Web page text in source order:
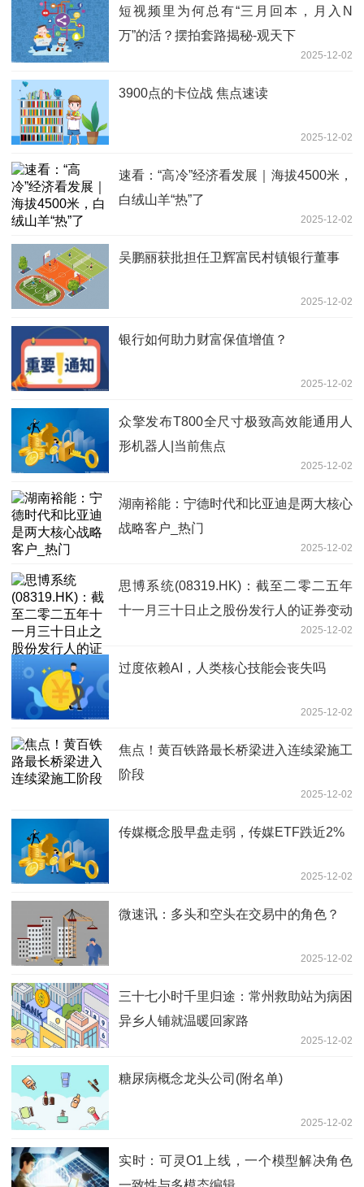
短视频里为何总有“三月回本，月入N
万”的活？摆拍套路揭秘-观天下
2025-12-02
3900点的卡位战 焦点速读
2025-12-02
速看：“高冷”经济看发展｜海拔4500米，
白绒山羊“热”了
2025-12-02
吴鹏丽获批担任卫辉富民村镇银行董事
2025-12-02
银行如何助力财富保值增值？
2025-12-02
众擎发布T800全尺寸极致高效能通用人
形机器人|当前焦点
2025-12-02
湖南裕能：宁德时代和比亚迪是两大核心
战略客户_热门
2025-12-02
思博系统(08319.HK)：截至二零二五年
十一月三十日止之股份发行人的证券变动
2025-12-02
过度依赖AI，人类核心技能会丧失吗
2025-12-02
焦点！黄百铁路最长桥梁进入连续梁施工
阶段
2025-12-02
传媒概念股早盘走弱，传媒ETF跌近2%
2025-12-02
微速讯：多头和空头在交易中的角色？
2025-12-02
三十七小时千里归途：常州救助站为病困
异乡人铺就温暖回家路
2025-12-02
糖尿病概念龙头公司(附名单)
2025-12-02
实时：可灵O1上线，一个模型解决角色